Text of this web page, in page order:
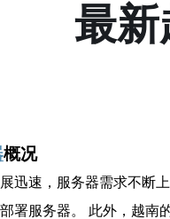
最新
概况
迅速，服务器需求不断
署服务器。 此外，越南